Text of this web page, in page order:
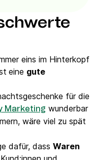
eins im Hinterkopf
eine gute
für die
Marketing wunderbar
wäre viel zu spät
dafür, dass Waren